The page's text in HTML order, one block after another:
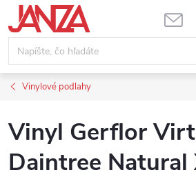
Prejsť na obsah
Vinylové podlahy
Vinyl Gerflor
Daintree Natural